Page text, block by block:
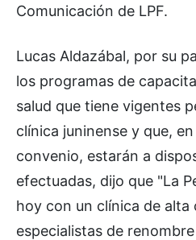
Comunicación de LPF.
Lucas Aldazábal, por su
los programas de
salud que tiene vigentes
clínica juninense y que,
convenio, estarán a
efectuadas, dijo que "La
hoy con un clínica de alta
especialistas de